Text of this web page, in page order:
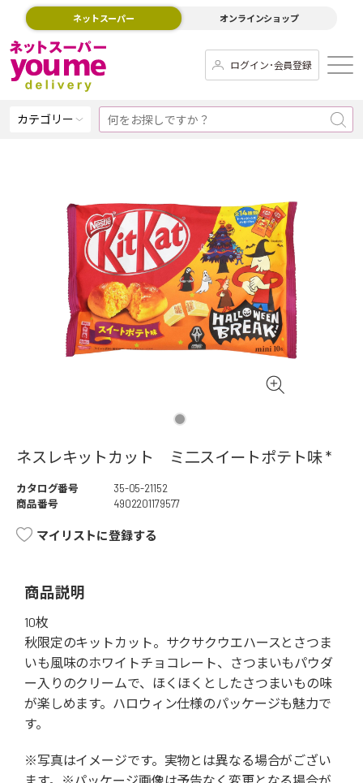
ネットスーパー オンラインショップ
ログイン･会員登録
カテゴリー
ネスレキットカット ミ二スイートポテト味 *
カタログ番号
35-05-21152
商品番号
4902201179577
マイリストに登録する
商品説明
10枚
秋限定のキットカット。サクサクウエハースとさつま
いも風味のホワイトチョコレート、さつまいもパウダ
ー入りのクリームで、ほくほくとしたさつまいもの味
が楽しめます。ハロウィン仕様のパッケージも魅力で
す。
※写真はイメージです。実物とは異なる場合がござい